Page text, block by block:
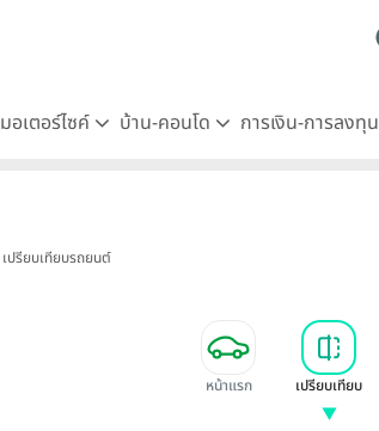
มอเตอร์ไซค์ บ้าน-คอนโด การเงิน-การลงทุน
เปรียบเทียบรถยนต์
หน้าแรก เปรียบเทียบ